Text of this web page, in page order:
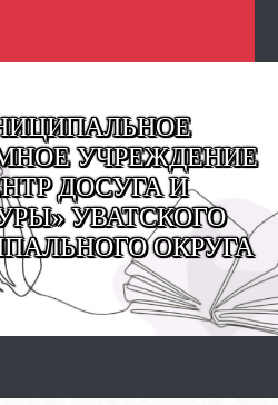
УЧРЕЖДЕНИЕ
ДОСУГА И
УВАТСКОГО
ОКРУГА